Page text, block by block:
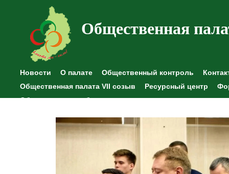
Общественная
Новости О палате Общественный контроль
Общественная палата VII созыв
Ресурсный центр
Общественные наблюдения